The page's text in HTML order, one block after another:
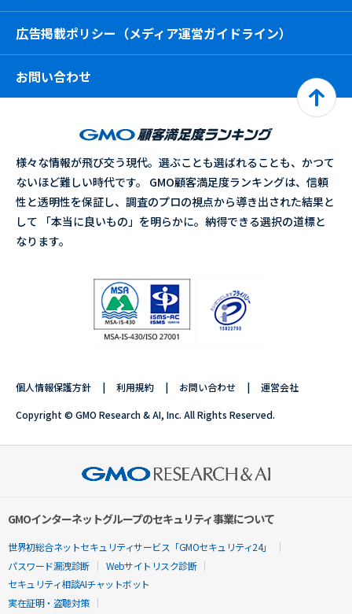
広告掲載ポリシー（メディア運営ガイドライン）
お問い合わせ
様々な情報が飛び交う現代。選ぶことも選ばれることも、かつて
ないほど難しい時代です。 GMO顧客満足度ランキングは、信頼
性と透明性を保証し、調査のプロの視点から導き出された結果と
して 「本当に良いもの」を明らかに。納得できる選択の道標と
なります。
個人情報保護方針 利用規約 お問い合わせ 運営会社
Copyright © GMO Research & AI, Inc. All Rights Reserved.
GMOインターネットグループのセキュリティ事業について
世界初総合ネットセキュリティサービス「GMOセキュリティ24」
パスワード漏洩診断
Webサイトリスク診断
セキュリティ相談AIチャットボット
実在証明・盗聴対策